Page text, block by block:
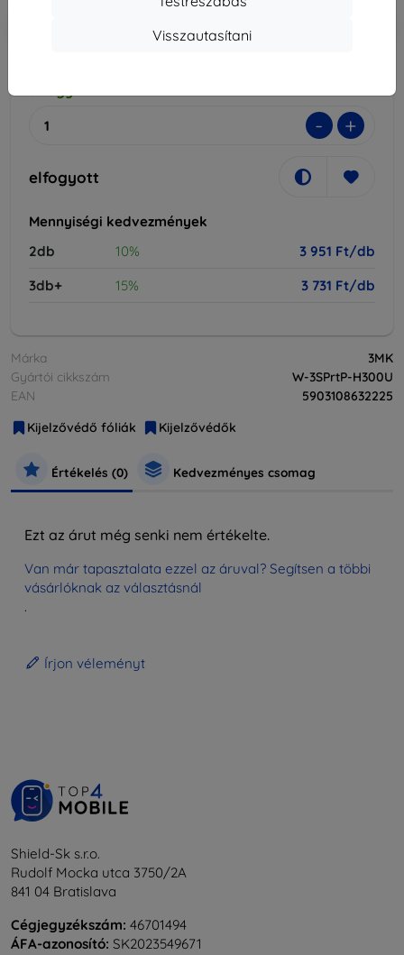
Visszautasítani
Kedvezmény kuponnal
- +
elfogyott
Mennyiségi kedvezmények
2db
10%
3 951 Ft/db
3db+
15% 3 731 Ft/db
Márka
3MK
Gyártói cikkszám
W-3SPrtP-H300U
EAN
5903108632225
Kijelzővédő fóliák
Kijelzővédők
Értékelés (0) Kedvezményes csomag
Ezt az árut még senki nem értékelte.
Van már tapasztalata ezzel az áruval? Segítsen a többi
vásárlóknak az választásnál
.
Írjon véleményt
Shield-Sk s.r.o.
Rudolf Mocka utca 3750/2A
841 04 Bratislava
Cégjegyzékszám: 46701494
ÁFA-azonosító: SK2023549671